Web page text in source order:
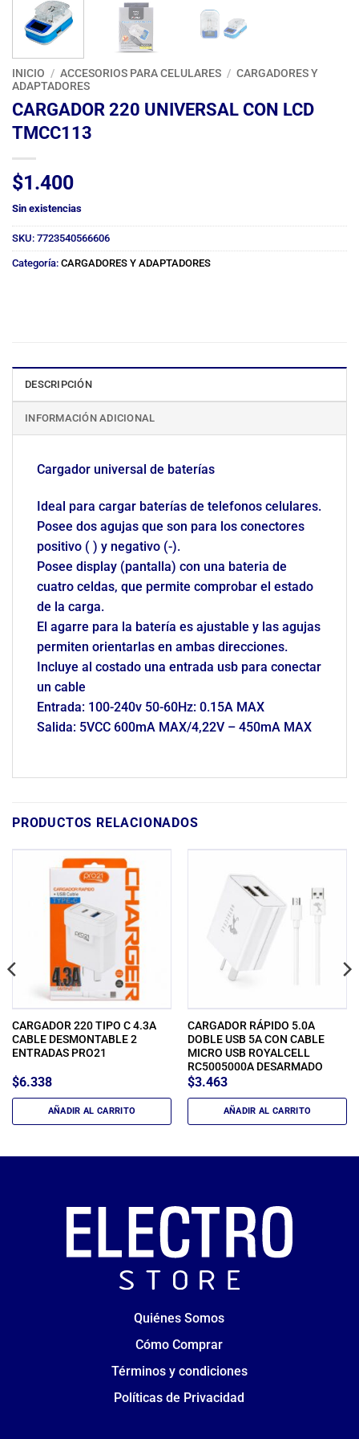
INICIO / ACCESORIOS PARA CELULARES / CARGADORES Y
ADAPTADORES
CARGADOR 220 UNIVERSAL CON LCD
TMCC113
$1.400
Sin existencias
SKU: 7723540566606
Categoría: CARGADORES Y ADAPTADORES
DESCRIPCIÓN
INFORMACIÓN ADICIONAL
Cargador universal de baterías
Ideal para cargar baterías de telefonos celulares.
Posee dos agujas que son para los conectores
positivo ( ) y negativo (-).
Posee display (pantalla) con una bateria de
cuatro celdas, que permite comprobar el estado
de la carga.
El agarre para la batería es ajustable y las agujas
permiten orientarlas en ambas direcciones.
Incluye al costado una entrada usb para conectar
un cable
Entrada: 100-240v 50-60Hz: 0.15A MAX
Salida: 5VCC 600mA MAX/4,22V – 450mA MAX
PRODUCTOS RELACIONADOS
CARGADOR 220 TIPO C 4.3A
CABLE DESMONTABLE 2
ENTRADAS PRO21
$6.338
AÑADIR AL CARRITO
CARGADOR RÁPIDO 5.0A
DOBLE USB 5A CON CABLE
MICRO USB ROYALCELL
RC5005000A DESARMADO
$3.463
AÑADIR AL CARRITO
Quiénes Somos
Cómo Comprar
Términos y condiciones
Políticas de Privacidad